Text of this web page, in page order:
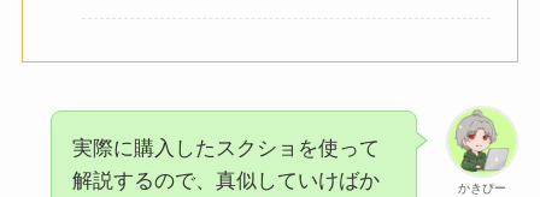
かきぴー
実際に購入したスクショを使って
解説するので、真似していけばか